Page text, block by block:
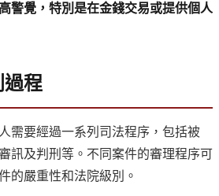
警覺，特別是在金錢交易或提供個人
過程
需要經過一系列司法程序，包括被
訊及判刑等。不同案件的審理程序可
的嚴重性和法院級別。